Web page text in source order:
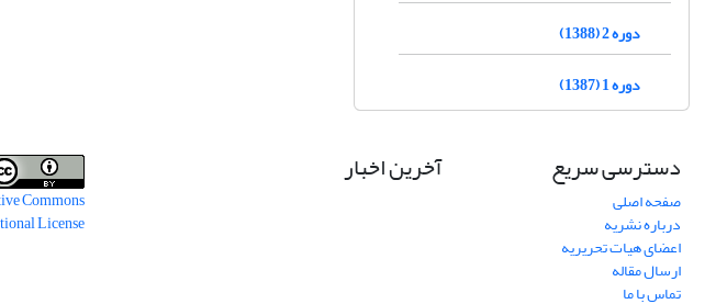
دوره 2 (1388)
دوره 1 (1387)
دسترسی سریع
صفحه اصلی
درباره نشریه
اعضای هیات تحریریه
ارسال مقاله
تماس با ما
آخرین اخبار
Commons
License